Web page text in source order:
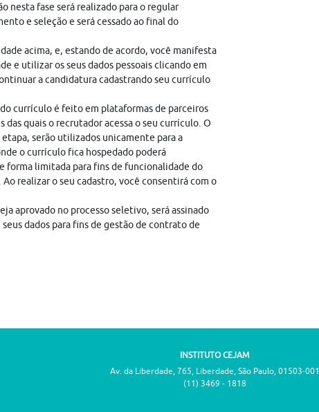
nesta fase será realizado para o regular
e seleção e será cessado ao final do
acima, e, estando de acordo, você manifesta
e utilizar os seus dados pessoais clicando em
a candidatura cadastrando seu currículo
currículo é feito em plataformas de parceiros
das quais o recrutador acessa o seu currículo. O
serão utilizados unicamente para a
o currículo fica hospedado poderá
forma limitada para fins de funcionalidade do
realizar o seu cadastro, você consentirá com o
aprovado no processo seletivo, será assinado
dados para fins de gestão de contrato de
INSTITUTO CEJAM
Av. da Liberdade, 765, Liberdade, São Paulo, 01503-001
(11) 3469 - 1818